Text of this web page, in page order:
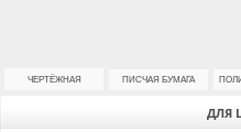
ДЛЯ
ЧЕРТЁЖНАЯ ПИСЧАЯ БУМАГА